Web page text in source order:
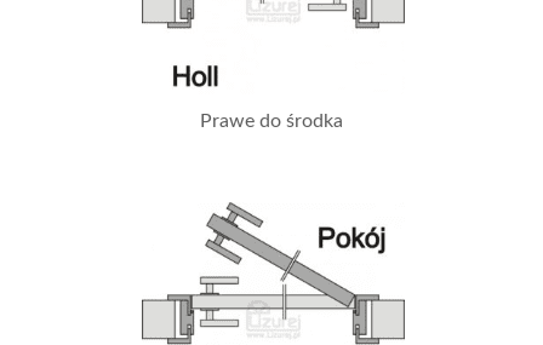
Prawe do środka